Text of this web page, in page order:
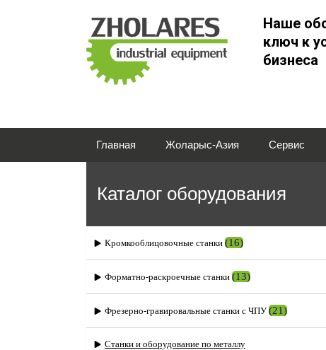
Наше
ключ к
бизнеса
Главная Жоларыс-Азия Сервис
Каталог оборудования
Кромкооблицовочные станки (16)
Форматно-раскроечные станки (13)
Фрезерно-гравировальные станки с ЧПУ (21)
Станки и оборудование по металлу